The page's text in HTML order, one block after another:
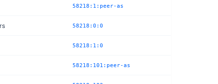
58218:1:peer-as
58218:0:0
58218:1:0
58218:101:peer-as